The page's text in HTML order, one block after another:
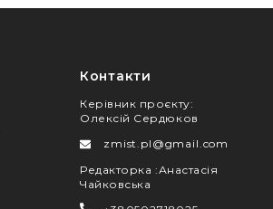
Контакти
Керівник проєкту:
Олексій Сердюков
zmist.pl@gmail.com
Редакторка :Анастасія
Чайковська